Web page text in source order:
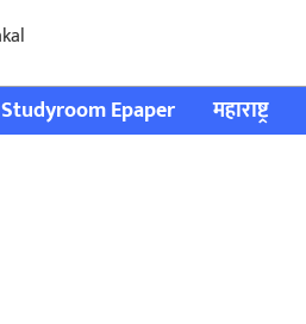
Studyroom Epaper महाराष्ट्र